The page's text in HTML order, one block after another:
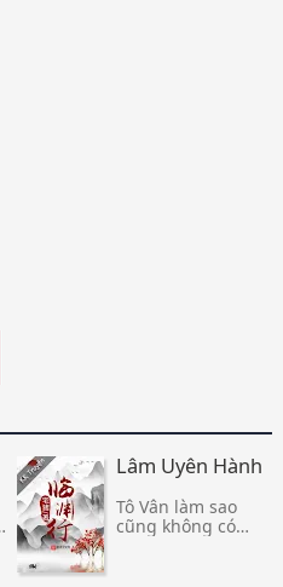
Lâm Uyên Hành
Tô Vân làm sao
cũng không có